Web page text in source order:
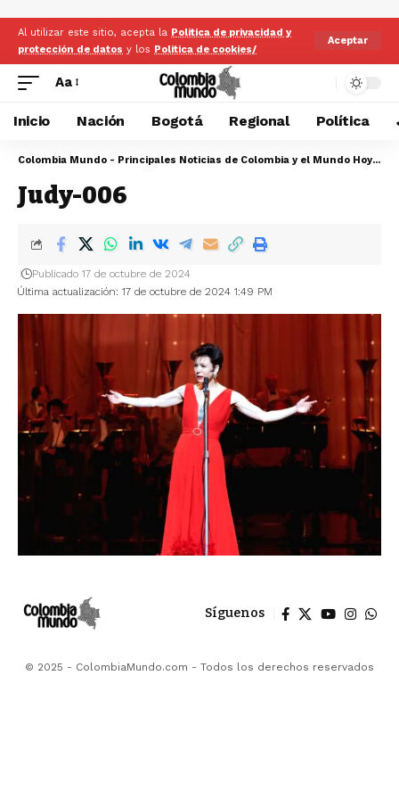
Al utilizar este sitio, acepta la Politica de privacidad y
protección de datos y los Politica de cookies/
Aceptar
Aa
Inicio Nación Bogotá Regional Política
Colombia Mundo - Principales Noticias de Colombia y el Mundo Hoy
>
Judy-006
Última actualización: 17 de octubre de 2024 1:49 PM
Publicado 17 de octubre de 2024
Síguenos
© 2025 - ColombiaMundo.com - Todos los derechos reservados